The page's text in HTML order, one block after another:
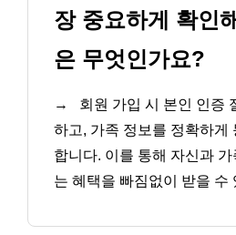
장 중요하게 확인
은 무엇인가요?
→
회원 가입 시 본인 인증
하고, 가족 정보를 정확하게
합니다. 이를 통해 자신과
는 혜택을 빠짐없이 받을 수